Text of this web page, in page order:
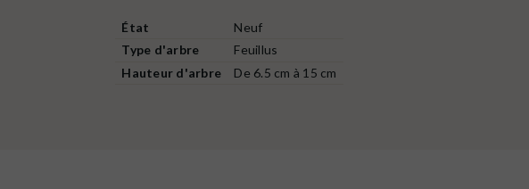
État
Neuf
Type d'arbre
Feuillus
Hauteur d'arbre
De 6.5 cm à 15 cm